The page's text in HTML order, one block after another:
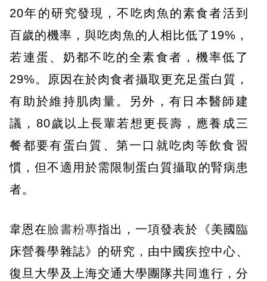
20年的研究發現，不吃肉魚的素食者活到
百歲的機率，與吃肉魚的人相比低了19%，
若連蛋、奶都不吃的全素食者，機率低了
29%。原因在於肉食者攝取更充足蛋白質，
有助於維持肌肉量。另外，有日本醫師建
議，80歲以上長輩若想更長壽，應養成三
餐都要有蛋白質、第一口就吃肉等飲食習
慣，但不適用於需限制蛋白質攝取的腎病患
者。
韋恩在臉書粉專指出，一項發表於《美國臨
床營養學雜誌》的研究，由中國疾控中心、
復旦大學及上海交通大學團隊共同進行，分